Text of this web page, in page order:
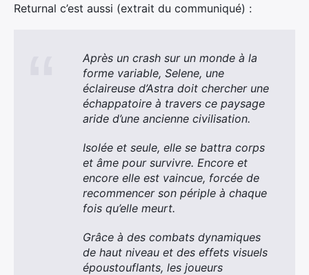
Returnal c’est aussi (extrait du communiqué) :
Après un crash sur un monde à la
forme variable, Selene, une
éclaireuse d’Astra doit chercher une
échappatoire à travers ce paysage
aride d’une ancienne civilisation.
Isolée et seule, elle se battra corps
et âme pour survivre. Encore et
encore elle est vaincue, forcée de
recommencer son périple à chaque
fois qu’elle meurt.
Grâce à des combats dynamiques
de haut niveau et des effets visuels
époustouflants, les joueurs